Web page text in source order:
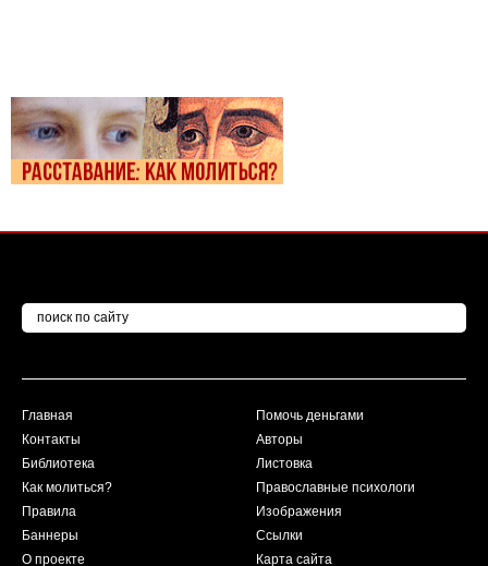
Главная
Контакты
Библиотека
Как молиться?
Правила
Баннеры
О проекте
Помочь деньгами
Авторы
Листовка
Православные психологи
Изображения
Ссылки
Карта сайта